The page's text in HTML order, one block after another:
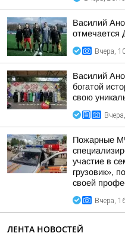
Василий
отмечается
Вчера,
Василий
богатой
свою
Пожарные
участие в
грузовик»,
своей
Вчера,
ЛЕНТА НОВОСТЕЙ